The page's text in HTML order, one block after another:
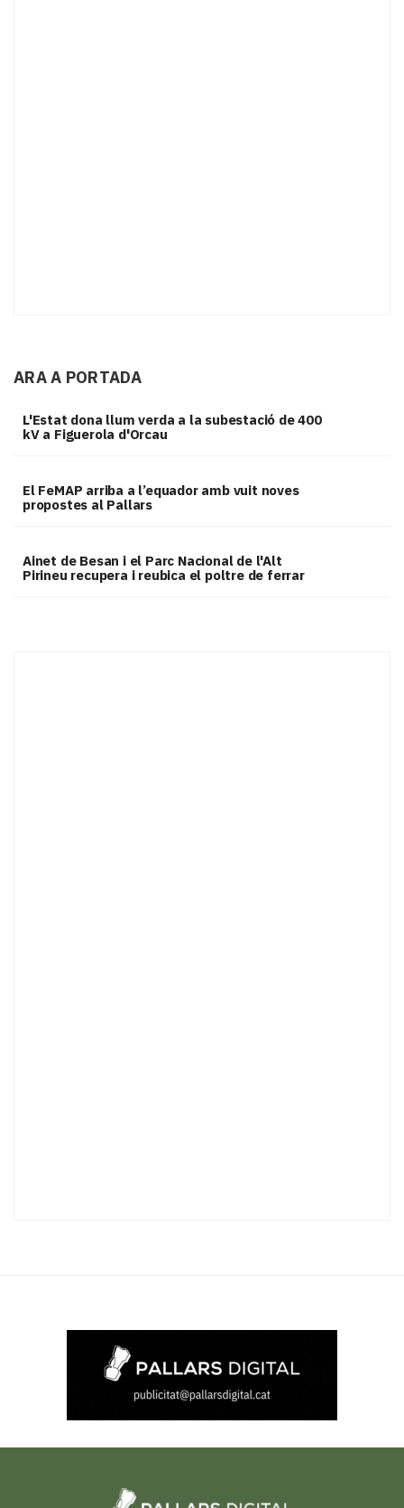
ARA A PORTADA
L'Estat dona llum verda a la subestació de 400
kV a Figuerola d'Orcau
El FeMAP arriba a l’equador amb vuit noves
propostes al Pallars
Ainet de Besan i el Parc Nacional de l'Alt
Pirineu recupera i reubica el poltre de ferrar